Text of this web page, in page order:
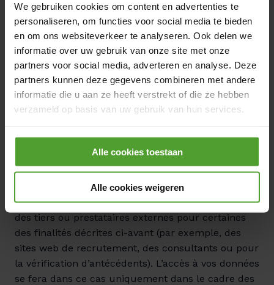
We gebruiken cookies om content en advertenties te
personaliseren, om functies voor social media te bieden
en om ons websiteverkeer te analyseren. Ook delen we
informatie over uw gebruik van onze site met onze
partners voor social media, adverteren en analyse. Deze
partners kunnen deze gegevens combineren met andere
informatie die u aan ze heeft verstrekt of die ze hebben
verzameld op basis van uw gebruik van hun services.
Door op de knop “Alle cookies weigeren” te klikken, kunt
u ervoor kiezen om alle cookies te weigeren, behalve de
noodzakelijke cookies. De noodzakelijke cookies zijn
nodig voor het goed functioneren van de website(s) en
Alle cookies toestaan
Alle cookies weigeren
Qui a accès à vos données ?
Au sein de Luminus, seuls les employés des RH et
les managers impliqués dans la procédure de
recrutement ont, en principe, accès à vos données.
uniquement si c’est nécessaire au bon
fonctionnement de nos systèmes techniques.
Par ailleurs, Luminus peut également faire appel à
des tiers ou prestataires externes pour certaines
des finalités décrites ci-avant (par exemple, des
sites web de recrutement, des consultants ou pour
la vérification d’antécédents). L’accès à vos données
se fera dans ce cas uniquement dans le cadre des